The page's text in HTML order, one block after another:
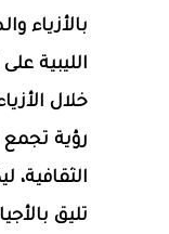
بالأزياء
الليبية
خلال
رؤية تجمع
الثقافية،
تليق